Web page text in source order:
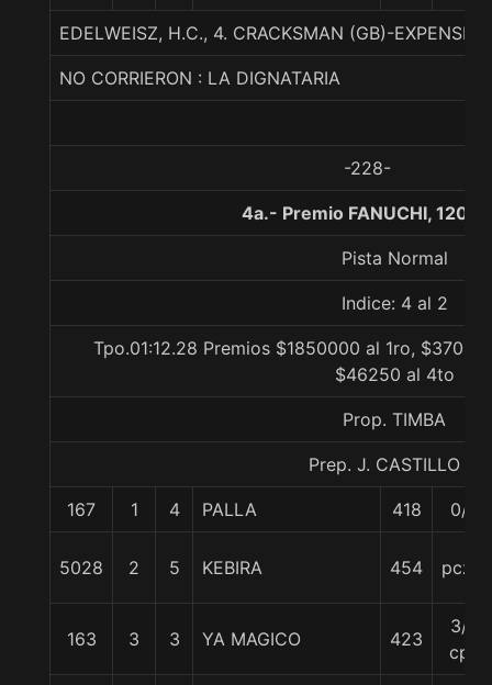
EDELWEISZ, H.C., 4. CRACKSMAN (GB)-
NO CORRIERON : LA DIGNATARIA
-228-
4a.- Premio FANUCHI, 1200
Pista Normal
Indice: 4 al 2
Tpo.01:12.28 Premios $1850000 al 1ro,
$46250 al 4to
Prop. TIMBA
Prep. J. CASTILLO L.
167 1 4 PALLA 418 0/0
5028 2 5 KEBIRA 454 pczo.
163 3 3 YA MAGICO 423
3/4
cpo